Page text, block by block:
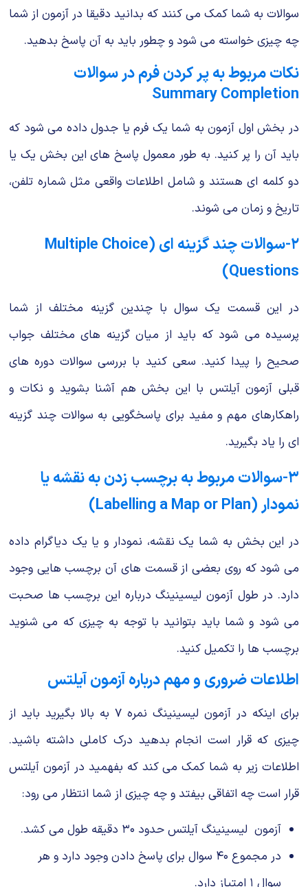
سوالات به شما کمک می کنند که بدانید دقیقا در آزمون از شما
چه چیزی خواسته می شود و چطور باید به آن پاسخ بدهید.
نکات مربوط به پر کردن فرم در سوالات
Summary Completion
در بخش اول آزمون به شما یک فرم یا جدول داده می شود که
باید آن را پر کنید. به طور معمول پاسخ های این بخش یک یا
دو کلمه ای هستند و شامل اطلاعات واقعی مثل شماره تلفن،
تاریخ و زمان می شوند.
۲-سوالات چند گزینه ای (Multiple Choice
Questions)
در این قسمت یک سوال با چندین گزینه مختلف از شما
پرسیده می شود که باید از میان گزینه های مختلف جواب
صحیح را پیدا کنید. سعی کنید با بررسی سوالات دوره های
قبلی آزمون آیلتس با این بخش هم آشنا بشوید و نکات و
راهکارهای مهم و مفید برای پاسخگویی به سوالات چند گزینه
ای را یاد بگیرید.
۳-سوالات مربوط به برچسب زدن به نقشه یا
نمودار (Labelling a Map or Plan)
در این بخش به شما یک نقشه، نمودار و یا یک دیاگرام داده
می شود که روی بعضی از قسمت های آن برچسب هایی وجود
دارد. در طول آزمون لیسینینگ درباره این برچسب ها صحبت
می شود و شما باید بتوانید با توجه به چیزی که می شنوید
برچسب ها را تکمیل کنید.
اطلاعات ضروری و مهم درباره آزمون آیلتس
برای اینکه در آزمون لیسینینگ نمره ۷ به بالا بگیرید باید از
چیزی که قرار است انجام بدهید درک کاملی داشته باشید.
اطلاعات زیر به شما کمک می کند که بفهمید در آزمون آیلتس
قرار است چه اتفاقی بیفتد و چه چیزی از شما انتظار می رود:
آزمون لیسینینگ آیلتس حدود ۳۰ دقیقه طول می کشد.
در مجموع ۴۰ سوال برای پاسخ دادن وجود دارد و هر
سوال ۱ امتیاز دارد.